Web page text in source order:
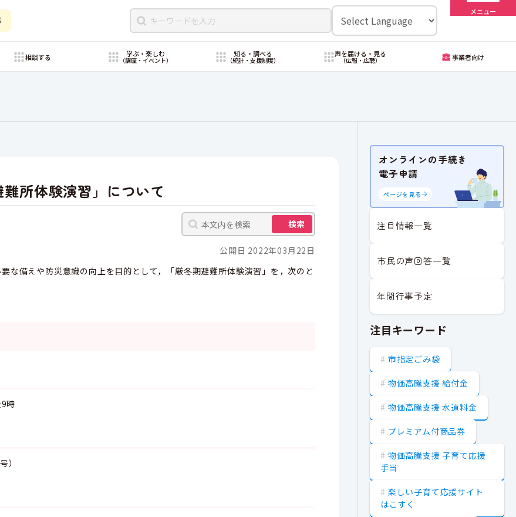
メニュー
相談する 学ぶ・楽しむ
（講座・イベント）
知る・調べる
（統計・支援制度）
声を届ける・見る
（広報・広聴） 事業者向け
所体験演習」について
検索
公開日 2022年03月22日
な備えや防災意識の向上を目的として，「厳冬期避難所体験演習」を，次のと
時
）
オンラインの手続き
電子申請
ページを見る
注目情報一覧
市民の声回答一覧
年間行事予定
注目キーワード
市指定ごみ袋
物価高騰支援 給付金
物価高騰支援 水道料金
プレミアム付商品券
物価高騰支援 子育て応援
手当
楽しい子育て応援サイト
はこすく